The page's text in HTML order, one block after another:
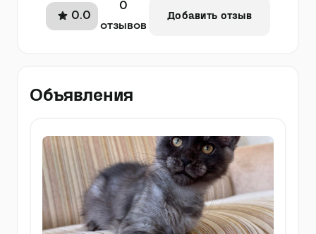
0.0
0
отзывов
Добавить отзыв
Объявления